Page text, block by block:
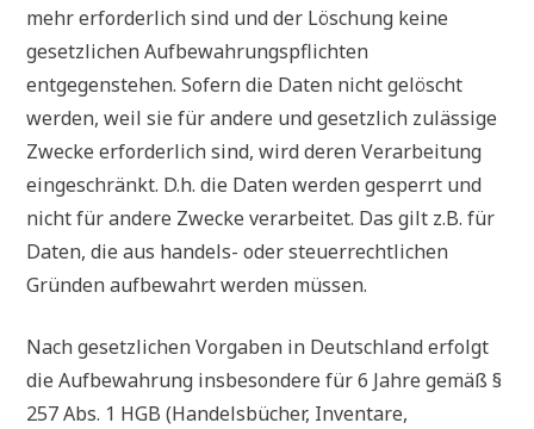
mehr erforderlich sind und der Löschung keine
gesetzlichen Aufbewahrungspflichten
entgegenstehen. Sofern die Daten nicht gelöscht
werden, weil sie für andere und gesetzlich zulässige
Zwecke erforderlich sind, wird deren Verarbeitung
eingeschränkt. D.h. die Daten werden gesperrt und
nicht für andere Zwecke verarbeitet. Das gilt z.B. für
Daten, die aus handels- oder steuerrechtlichen
Gründen aufbewahrt werden müssen.
Nach gesetzlichen Vorgaben in Deutschland erfolgt
die Aufbewahrung insbesondere für 6 Jahre gemäß §
257 Abs. 1 HGB (Handelsbücher, Inventare,